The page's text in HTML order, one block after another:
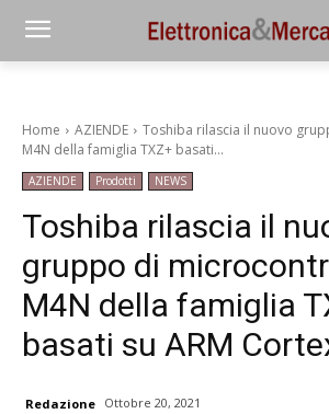
Home AZIENDE
Toshiba rilascia il nuovo
M4N della famiglia TXZ+ basati...
AZIENDE Prodotti NEWS
Toshiba rilascia il
gruppo di
M4N della famiglia
basati su ARM
Redazione Ottobre 20, 2021